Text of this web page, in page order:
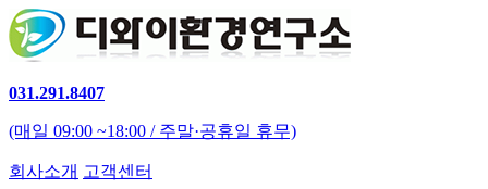
031.291.8407
(매일 09:00 ~18:00 / 주말·공휴일 휴무)
회사소개 고객센터